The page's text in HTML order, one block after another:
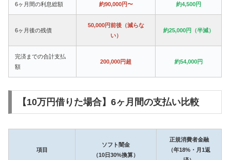
6ヶ月間の利息総額 約90,000円〜 約4,500円
6ヶ月後の残債
50,000円前後（減らな
い）
約25,000円（半減）
完済までの合計支払
額
200,000円超 約54,000円
【10万円借りた場合】6ヶ月間の支払い比較
項目
ソフト闇金
（10日30%換算）
正規消費者金融
（年18%・月1返